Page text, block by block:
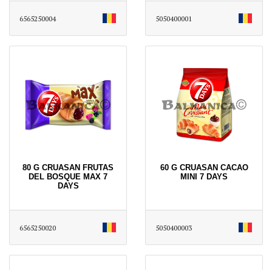
6565250004 5050400001
80 G CRUASAN FRUTAS
DEL BOSQUE MAX 7
DAYS
6565250020
60 G CRUASAN CACAO
MINI 7 DAYS
5050400003